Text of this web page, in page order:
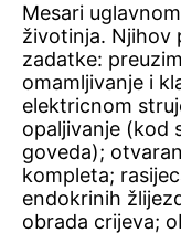
Mesari
životinja. Njihov
zadatke:
omamljivanje i
elektricnom
opaljivanje (kod
goveda);
kompleta;
endokrinih
obrada crijeva;